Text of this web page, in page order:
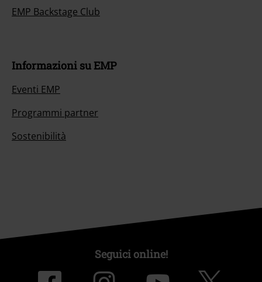
EMP Backstage Club
Informazioni su EMP
Eventi EMP
Programmi partner
Sostenibilità
Seguici online!